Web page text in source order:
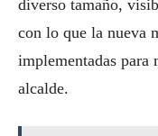
diverso tamaño,
con lo que la nueva
implementadas
alcalde.